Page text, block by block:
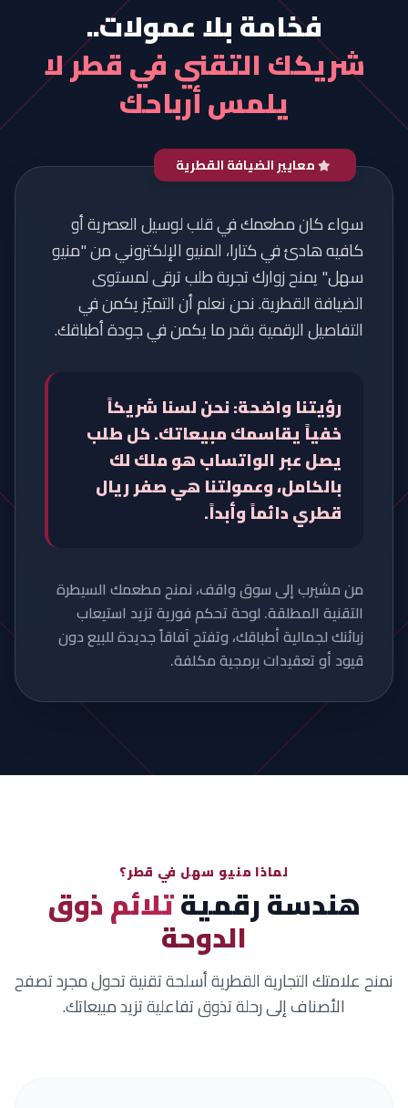
فخامة بلا عمولات..
شريكك التقني في قطر لا
يلمس أرباحك
معايير الضيافة القطرية
سواء كان مطعمك في قلب لوسيل العصرية أو
كافيه هادئ في كتارا، المنيو الإلكتروني من "منيو
سهل" يمنح زوارك تجربة طلب ترقى لمستوى
الضيافة القطرية. نحن نعلم أن التميّز يكمن في
التفاصيل الرقمية بقدر ما يكمن في جودة أطباقك.
رؤيتنا واضحة: نحن لسنا شريكاً
خفياً يقاسمك مبيعاتك. كل طلب
يصل عبر الواتساب هو ملك لك
بالكامل، وعمولتنا هي صفر ريال
قطري دائماً وأبداً.
من مشيرب إلى سوق واقف، نمنح مطعمك السيطرة
التقنية المطلقة. لوحة تحكم فورية تزيد استيعاب
زبائنك لجمالية أطباقك، وتفتح آفاقاً جديدة للبيع دون
قيود أو تعقيدات برمجية مكلفة.
لماذا منيو سهل في قطر؟
هندسة رقميةتلائم ذوق
الدوحة
نمنح علامتك التجارية القطرية أسلحة تقنية تحول مجرد تصفح
الأصناف إلى رحلة تذوق تفاعلية تزيد مبيعاتك.